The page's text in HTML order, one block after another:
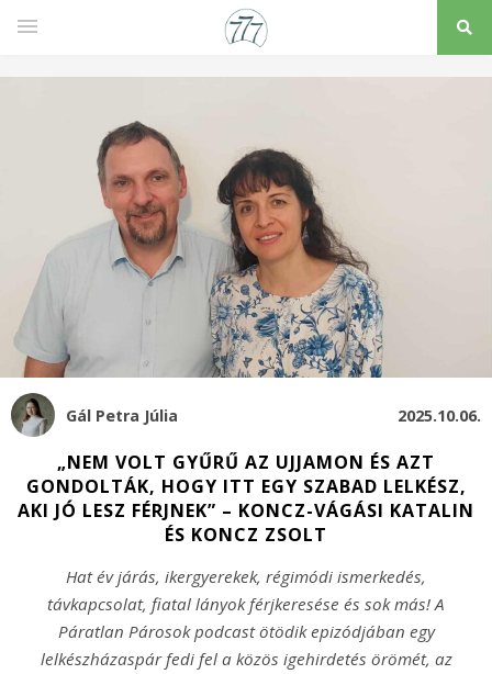
Gál Petra Júlia 2025.10.06.
„NEM VOLT GYŰRŰ AZ UJJAMON ÉS AZT
GONDOLTÁK, HOGY ITT EGY SZABAD LELKÉSZ,
AKI JÓ LESZ FÉRJNEK” – KONCZ-VÁGÁSI KATALIN
ÉS KONCZ ZSOLT
Hat év járás, ikergyerekek, régimódi ismerkedés,
távkapcsolat, fiatal lányok férjkeresése és sok más! A
Páratlan Párosok podcast ötödik epizódjában egy
lelkészházaspár fedi fel a közös igehirdetés örömét, az